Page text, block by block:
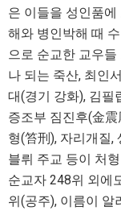
은 이들을 성인품
해와 병인박해 때
으로 순교한 교우
나 되는 죽산, 최인
대(경기 강화), 김필
증조부 짐진후(金
형(笞刑), 자리개질,
블뤼 주교 등이 처
순교자 248위 외에
위(공주), 이름이 알